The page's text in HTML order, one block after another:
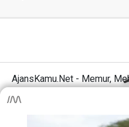
AjansKamu.Net - Memur,